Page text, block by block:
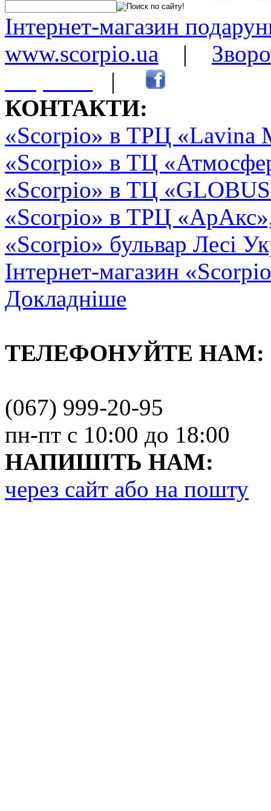
Інтернет-магазин
www.scorpio.ua |
|
КОНТАКТИ:
«Scorpio» в ТРЦ «Lavina
«Scorpio» в ТЦ
«Scorpio» в ТЦ
«Scorpio» в ТРЦ
«Scorpio» бульвар Лесі
Інтернет-магазин
Докладніше
ТЕЛЕФОНУЙТЕ НАМ:
(067) 999-20-95
пн-пт с 10:00 до 18:00
НАПИШІТЬ НАМ:
через сайт або на пошту